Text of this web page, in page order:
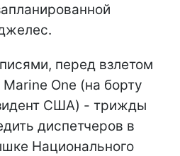
перед взлетом
One (на борту
США) - трижды
диспетчеров в
Национального